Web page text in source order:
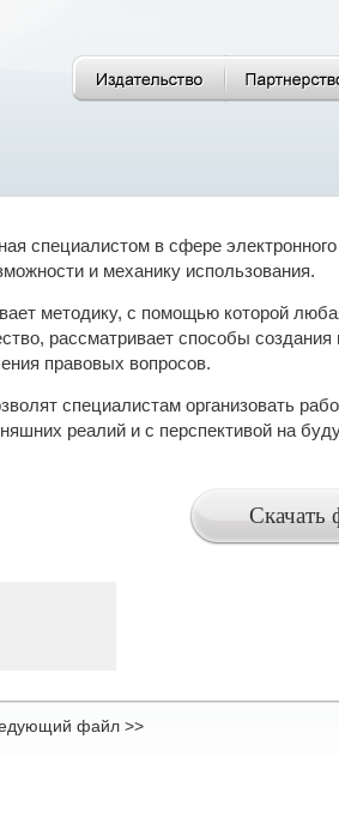
специалистом в сфере
и механику использования.
методику, с помощью которой
рассматривает способы
правовых вопросов.
специалистам организовать
реалий и с перспективой на
файл >>